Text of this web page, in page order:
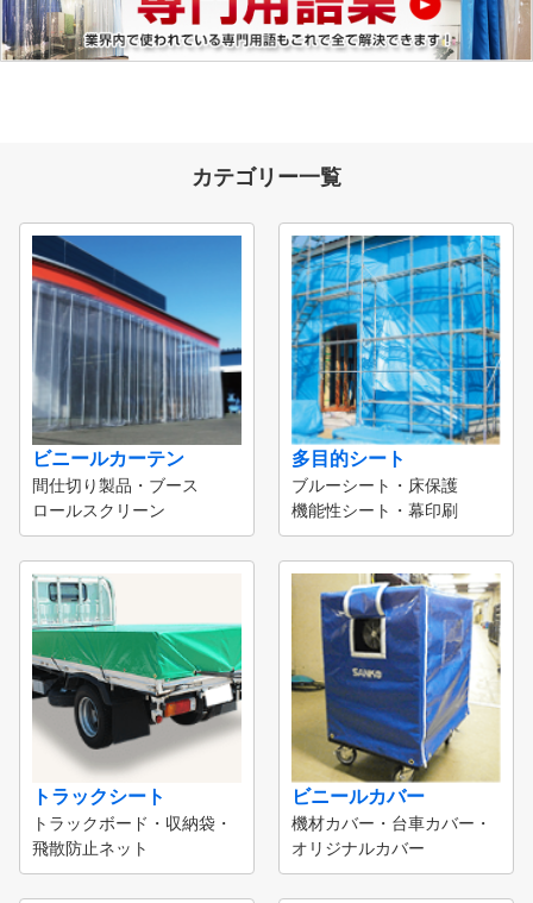
カテゴリー一覧
ビニールカーテン
間仕切り製品・ブース
ロールスクリーン
多目的シート
ブルーシート・床保護
機能性シート・幕印刷
トラックシート
トラックボード・収納袋・
飛散防止ネット
ビニールカバー
機材カバー・台車カバー・
オリジナルカバー